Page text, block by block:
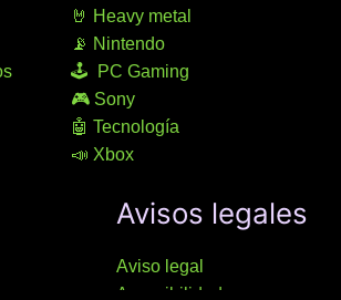
🤘 Heavy metal
📡 Nintendo
🕹 PC Gaming
🎮 Sony
🤖 Tecnología
📣 Xbox
Avisos legales
Aviso legal
Accesibilidad